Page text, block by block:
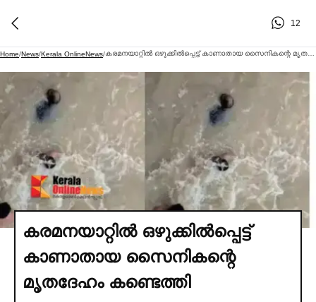
12
Home/News/Kerala OnlineNews/
കരമനയാറ്റില്‍ ഒഴുക്കില്‍പ്പെട്ട്
കാണാതായ സൈനികന്റെ
മൃതദേഹം കണ്ടെത്തി